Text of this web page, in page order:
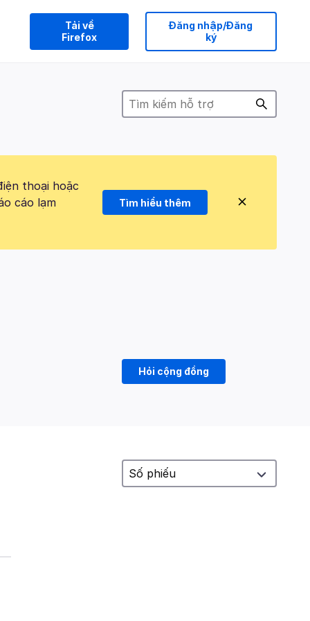
Tải về
Firefox
Đăng nhập/Đăng
ký
thoại hoặc
cáo lạm
Tìm hiểu thêm
Hỏi cộng đồng